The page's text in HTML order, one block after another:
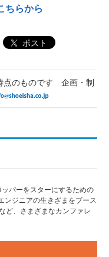
らから
ポスト
点のものです 企画・制
パーをスターにするための
ジニアの生きざまをブース
ど、さまざまなカンファレ